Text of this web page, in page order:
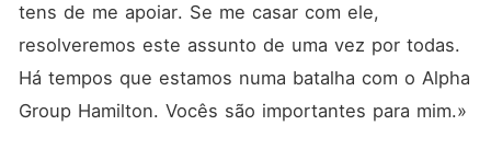
tens de me apoiar. Se me casar com ele,
resolveremos este assunto de uma vez por todas.
Há tempos que estamos numa batalha com o Alpha
Group Hamilton. Vocês são importantes para mim.»